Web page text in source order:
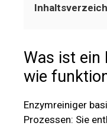
Was ist ein
wie
Enzymreiniger
Prozessen: Sie